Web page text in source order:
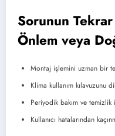
Sorunun Tekrar
Önlem veya
Montaj işlemini uzman bir
Klima kullanım kılavuzunu
Periyodik bakım ve
Kullanıcı hatalarından